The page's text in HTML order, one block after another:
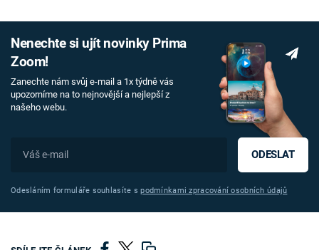
Nenechte si ujít novinky Prima
Zoom!
Zanechte nám svůj e-mail a 1x týdně vás
upozorníme na to nejnovější a nejlepší z
našeho webu.
ODESLAT
Odesláním formuláře souhlasíte spodmínkami zpracování osobních údajů